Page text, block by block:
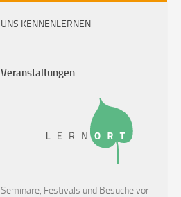
UNS KENNENLERNEN
Veranstaltungen
Seminare, Festivals und Besuche vor